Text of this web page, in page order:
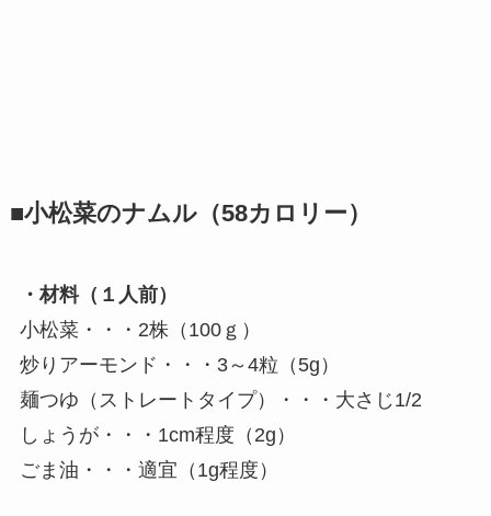
■小松菜のナムル（58カロリー）
・材料（１人前）
小松菜・・・2株（100ｇ）
炒りアーモンド・・・3～4粒（5g）
麺つゆ（ストレートタイプ）・・・大さじ1/2
しょうが・・・1cm程度（2g）
ごま油・・・適宜（1g程度）